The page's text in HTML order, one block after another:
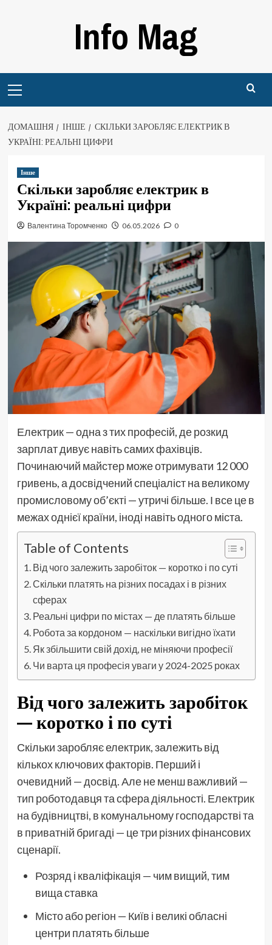
Info Mag
Menu
ДОМАШНЯ ІНШЕ
СКІЛЬКИ ЗАРОБЛЯЄ ЕЛЕКТРИК В
УКРАЇНІ: РЕАЛЬНІ ЦИФРИ
Інше
Скільки заробляє електрик в
Україні: реальні цифри
Валентина Торомченко 06.05.2026 0
Електрик — одна з тих професій, де розкид
зарплат дивує навіть самих фахівців.
Починаючий майстер може отримувати 12 000
гривень, а досвідчений спеціаліст на великому
промисловому об’єкті — утричі більше. І все це в
межах однієї країни, іноді навіть одного міста.
Table of Contents
Від чого залежить заробіток — коротко і по суті
Скільки платять на різних посадах і в різних
сферах
Реальні цифри по містах — де платять більше
Робота за кордоном — наскільки вигідно їхати
Як збільшити свій дохід, не міняючи професії
Чи варта ця професія уваги у 2024-2025 роках
Від чого залежить заробіток
— коротко і по суті
Скільки заробляє електрик, залежить від
кількох ключових факторів. Перший і
очевидний — досвід. Але не менш важливий —
тип роботодавця та сфера діяльності. Електрик
на будівництві, в комунальному господарстві та
в приватній бригаді — це три різних фінансових
сценарії.
Розряд і кваліфікація — чим вищий, тим
вища ставка
Місто або регіон — Київ і великі обласні
центри платять більше